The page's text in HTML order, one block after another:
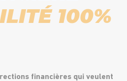
100%
financières qui veulent